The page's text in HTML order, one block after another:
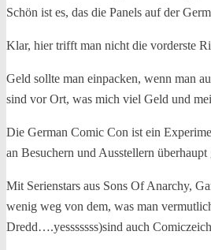
Schön ist es, das die Panels auf der
Klar, hier trifft man nicht die vorderste
Geld sollte man einpacken, wenn man
sind vor Ort, was mich viel Geld und
Die German Comic Con ist ein
an Besuchern und Ausstellern
Mit Serienstars aus Sons Of Anarchy,
wenig weg von dem, was man
Dredd….yesssssss)sind auch